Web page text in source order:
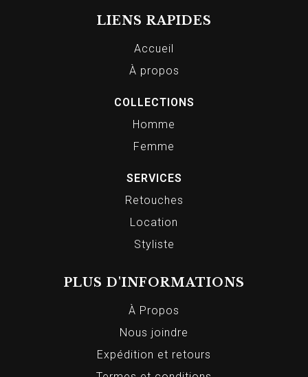
LIENS RAPIDES
Accueil
À propos
COLLECTIONS
Homme
Femme
SERVICES
Retouches
Location
Styliste
PLUS D'INFORMATIONS
À Propos
Nous joindre
Expédition et retours